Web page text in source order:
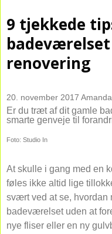
9 tjekkede
badeværelset
renovering
20. november 2017
Er du træt af dit gamle
smarte genveje til
Foto: Studio In
At skulle i gang med en
føles ikke altid lige
svært ved at se, hvordan
badeværelset uden at
nye fliser eller en ny